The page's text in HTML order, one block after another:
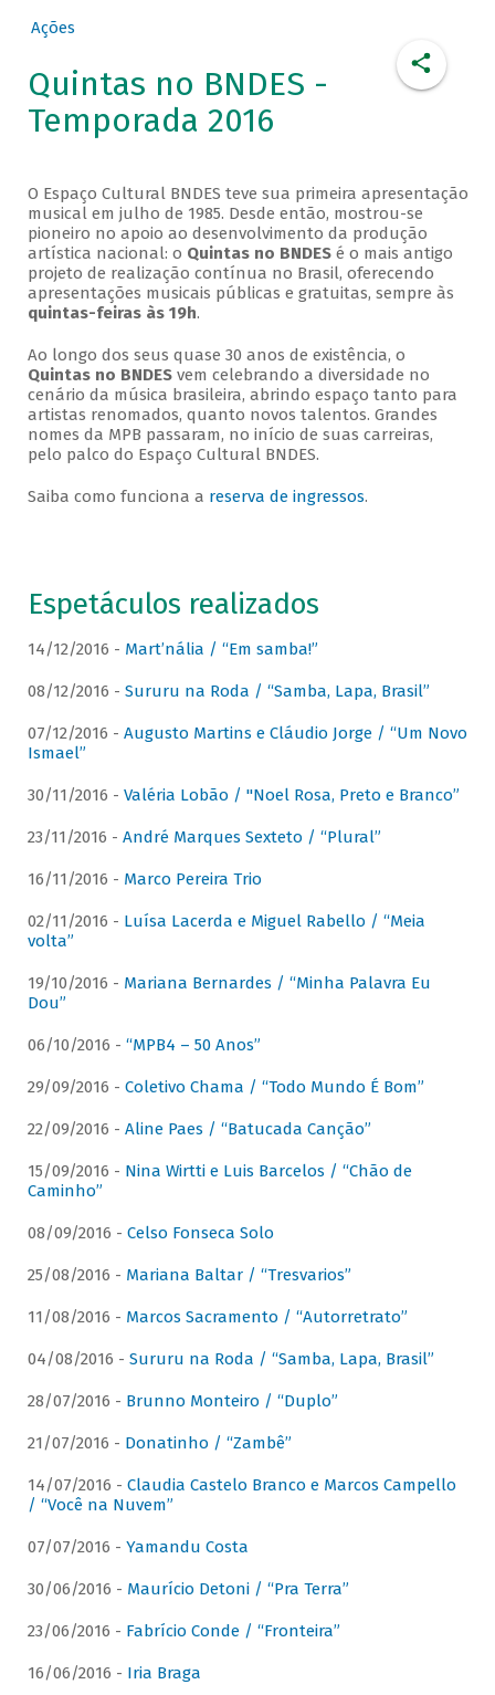
Ações
Quintas no BNDES -
Temporada 2016
O Espaço Cultural BNDES teve sua primeira apresentação
musical em julho de 1985. Desde então, mostrou-se
pioneiro no apoio ao desenvolvimento da produção
artística nacional: o Quintas no BNDESé o mais antigo
projeto de realização contínua no Brasil, oferecendo
apresentações musicais públicas e gratuitas, sempre às
quintas-feiras às 19h.
Ao longo dos seus quase 30 anos de existência, o
Quintas no BNDESvem celebrando a diversidade no
cenário da música brasileira, abrindo espaço tanto para
artistas renomados, quanto novos talentos. Grandes
nomes da MPB passaram, no início de suas carreiras,
pelo palco do Espaço Cultural BNDES.
Saiba como funciona a reserva de ingressos.
Espetáculos realizados
14/12/2016 - Mart’nália / “Em samba!”
08/12/2016 - Sururu na Roda / “Samba, Lapa, Brasil”
07/12/2016 - Augusto Martins e Cláudio Jorge / “Um Novo
Ismael”
30/11/2016 - Valéria Lobão / "Noel Rosa, Preto e Branco”
23/11/2016 - André Marques Sexteto / “Plural”
16/11/2016 - Marco Pereira Trio
02/11/2016 - Luísa Lacerda e Miguel Rabello / “Meia
volta”
19/10/2016 - Mariana Bernardes / “Minha Palavra Eu
Dou”
06/10/2016 - “MPB4 – 50 Anos”
29/09/2016 - Coletivo Chama / “Todo Mundo É Bom”
22/09/2016 - Aline Paes / “Batucada Canção”
15/09/2016 - Nina Wirtti e Luis Barcelos / “Chão de
Caminho”
08/09/2016 - Celso Fonseca Solo
25/08/2016 - Mariana Baltar / “Tresvarios”
11/08/2016 - Marcos Sacramento / “Autorretrato”
04/08/2016 - Sururu na Roda / “Samba, Lapa, Brasil”
28/07/2016 - Brunno Monteiro / “Duplo”
21/07/2016 - Donatinho / “Zambê”
14/07/2016 - Claudia Castelo Branco e Marcos Campello
/ “Você na Nuvem”
07/07/2016 - Yamandu Costa
30/06/2016 - Maurício Detoni / “Pra Terra”
23/06/2016 - Fabrício Conde / “Fronteira”
16/06/2016 - Iria Braga